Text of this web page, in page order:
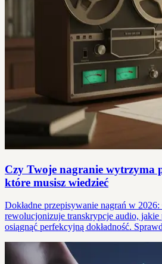
Czy Twoje nagranie wytrzyma
które musisz wiedzieć
Dokładne przepisywanie nagrań w
rewolucjonizuje transkrypcje audio, jakie
osiągnąć perfekcyjną dokładność.